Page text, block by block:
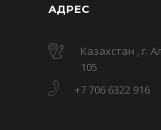
АДРЕС
Казахстан , г.
105
+7 706 6322 916